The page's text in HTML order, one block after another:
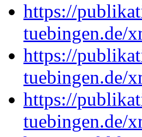
https://
tuebingen.de/
https://
tuebingen.de/
https://
tuebingen.de/